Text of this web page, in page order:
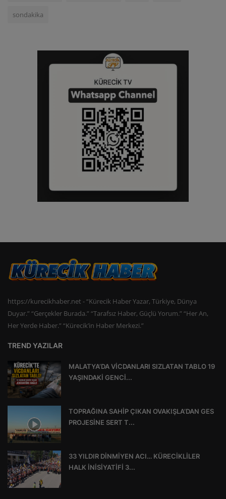
sondakika
https://kurecikhaber.net - “Kürecik Haber Yazar, Türkiye, Dünya
Duyar.” “Gerçekler Burada.” “Tarafsız Haber, Güçlü Yorum.” “Her An,
Her Yerde Haber.” “Kürecik’in Haber Merkezi.”
TREND YAZILAR
MALATYA’DA VİCDANLARI SIZLATAN TABLO 19
YAŞINDAKİ GENCİ...
TOPRAĞINA SAHİP ÇIKAN OVAKIŞLA’DAN GES
PROJESİNE SERT T...
33 YILDIR DİNMİYEN ACI… KÜRECİKLİLER
HALK İNİSİYATİFİ 3...